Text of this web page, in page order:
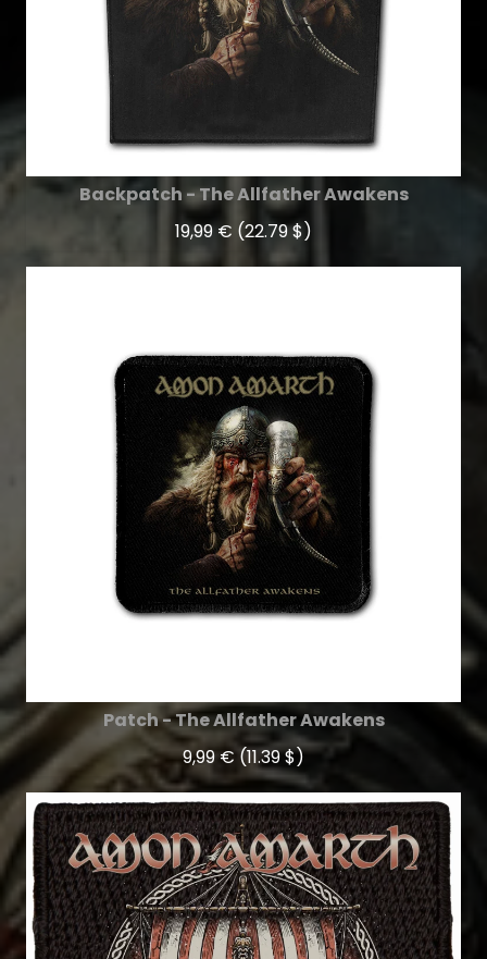
Backpatch - The Allfather Awakens
19,99 € (22.79 $)
Patch - The Allfather Awakens
9,99 € (11.39 $)